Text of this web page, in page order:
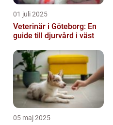
01 juli 2025
Veterinär i Göteborg: En
guide till djurvård i väst
05 maj 2025